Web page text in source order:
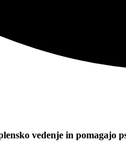
vedenje in pomagajo